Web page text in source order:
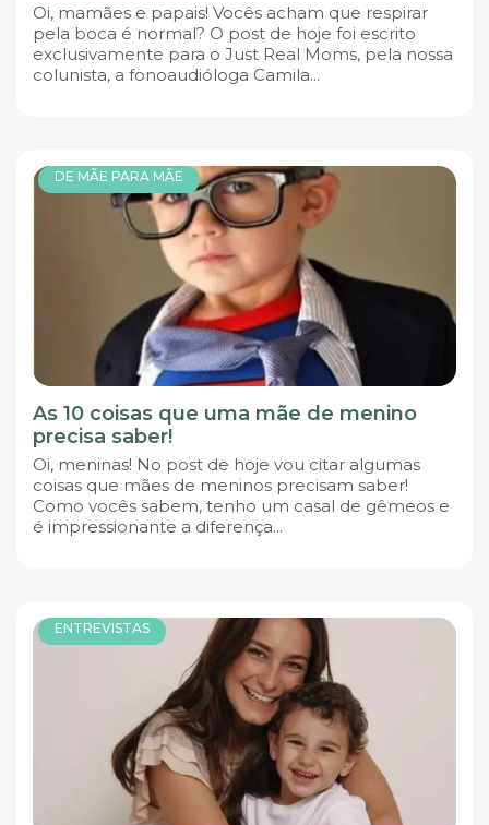
Oi, mamães e papais! Vocês acham que respirar
pela boca é normal? O post de hoje foi escrito
exclusivamente para o Just Real Moms, pela nossa
colunista, a fonoaudióloga Camila...
DE MÃE PARA MÃE
As 10 coisas que uma mãe de menino
precisa saber!
Oi, meninas! No post de hoje vou citar algumas
coisas que mães de meninos precisam saber!
Como vocês sabem, tenho um casal de gêmeos e
é impressionante a diferença...
ENTREVISTAS